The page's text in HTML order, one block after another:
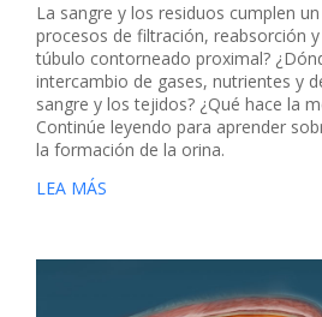
La sangre y los residuos cumplen
procesos de filtración, reabsorción
túbulo contorneado proximal?
intercambio de gases, nutrientes y
sangre y los tejidos? ¿Qué hace la
Continúe leyendo para aprender
la formación de la orina.
LEA MÁS